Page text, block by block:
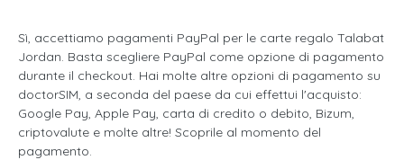
Sì, accettiamo pagamenti PayPal per le carte regalo Talabat
Jordan. Basta scegliere PayPal come opzione di pagamento
durante il checkout. Hai molte altre opzioni di pagamento su
doctorSIM, a seconda del paese da cui effettui l'acquisto:
Google Pay, Apple Pay, carta di credito o debito, Bizum,
criptovalute e molte altre! Scoprile al momento del
pagamento.